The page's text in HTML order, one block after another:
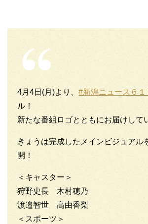
4月4日(月)より、 #新潟ニュース６１
ル！
新たな番組ロゴとともにお届けして
きょうは完成したメインビジュアル
開！
＜キャスター＞
狩野史長 木村穂乃
渡邉智世 高由香梨
＜スポーツ＞